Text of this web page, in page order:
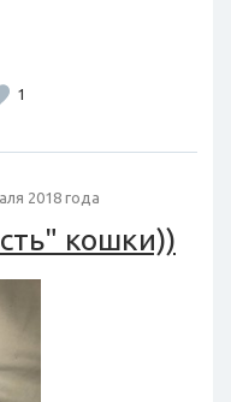
1
2018 года
кошки))